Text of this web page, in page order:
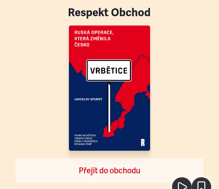
Respekt Obchod
Přejít do obchodu